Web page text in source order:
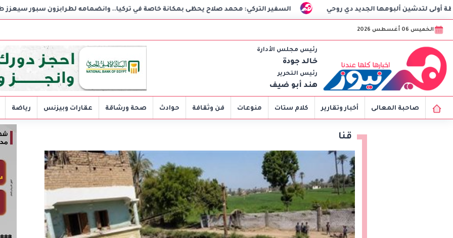
السفير التركي: محمد صلاح يحظى بمكانة خاصة في تركيا.. وانضمامه لطرابزون سبور سيعزز طموحات النادي الجديد دي روحي
الخميس 06 أغسطس 2026
رئيس مجلس الأدارة
خالد جودة
رئيس التحرير
هند أبو ضيف
صاحبة المعالى أخبار وتقارير كلام ستات منوعات فن وثقافة حوادث صحة ورشاقة عقارات وبيزنس رياضة
قنا